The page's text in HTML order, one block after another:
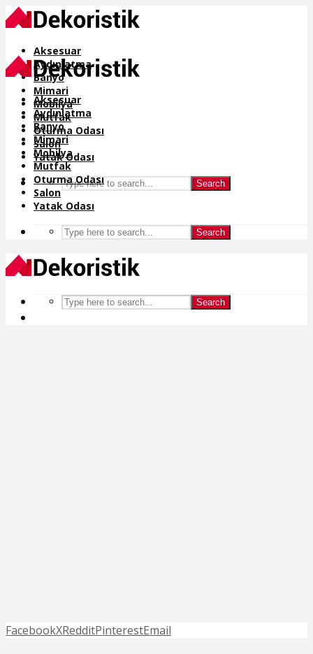
Aksesuar
Aydınlatma
Banyo
Mimari
Mobilya
Mutfak
Oturma Odası
Salon
Yatak Odası
Search
Aksesuar
Aydınlatma
Banyo
Mimari
Mobilya
Mutfak
Oturma Odası
Salon
Yatak Odası
Search
Search
FacebookXRedditPinterestEmail